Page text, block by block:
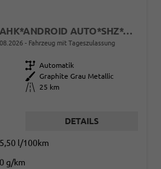
EXTRA 2.0 TDI DSG AHK*ANDROID AUTO*SHZ*ACC*KEYLESS*KAMERA*17" LM* 2Z KLIMAAUTO*SUNSET
Fahrzeug mit Tageszulassung
Getriebe Automatik
Außenfarbe
Graphite Grau Metallic
Kilometerstand
25 km
DETAILS
5,50 l/100km
g/km